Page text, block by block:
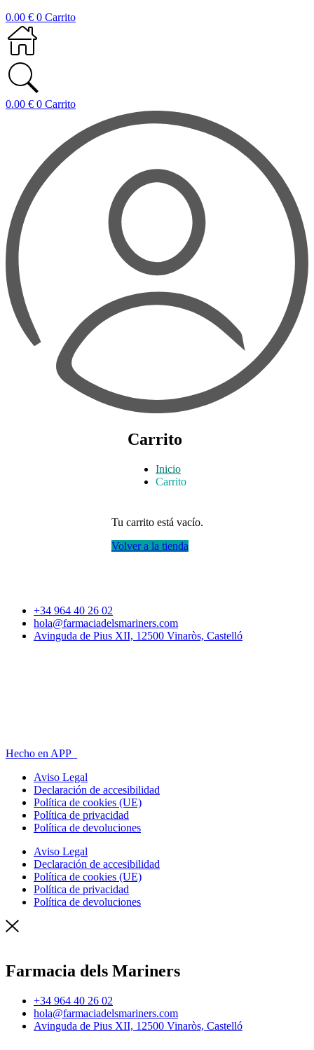
0.00 € 0 Carrito
0.00 € 0 Carrito
Carrito
Inicio
Carrito
Tu carrito está vacío.
Volver a la tienda
+34 964 40 26 02
hola@farmaciadelsmariners.com
Avinguda de Pius XII, 12500 Vinaròs, Castelló
Hecho en APP_
Aviso Legal
Declaración de accesibilidad
Política de cookies (UE)
Política de privacidad
Política de devoluciones
Aviso Legal
Declaración de accesibilidad
Política de cookies (UE)
Política de privacidad
Política de devoluciones
Farmacia dels Mariners
+34 964 40 26 02
hola@farmaciadelsmariners.com
Avinguda de Pius XII, 12500 Vinaròs, Castelló